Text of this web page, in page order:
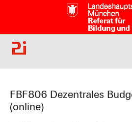
FBF806 Dezentrales
(online)